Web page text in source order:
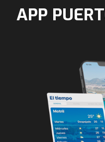
APP